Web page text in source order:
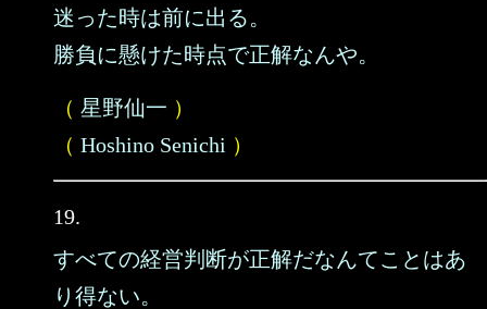
迷った時は前に出る。
勝負に懸けた時点で正解なんや。
（ 星野仙一 ）
（ Hoshino Senichi ）
19.
すべての経営判断が正解だなんてことはあ
り得ない。